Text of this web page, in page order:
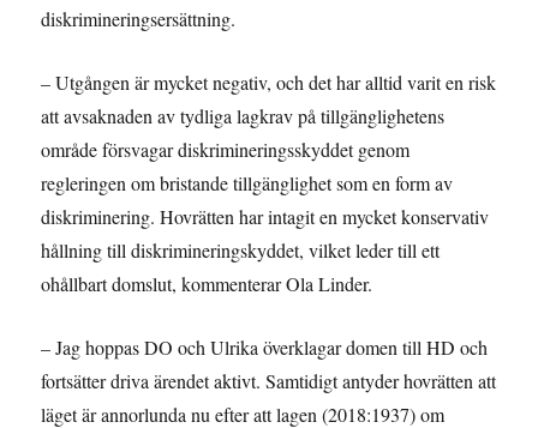
diskrimineringsersättning.
– Utgången är mycket negativ, och det har alltid varit en risk
att avsaknaden av tydliga lagkrav på tillgänglighetens
område försvagar diskrimineringsskyddet genom
regleringen om bristande tillgänglighet som en form av
diskriminering. Hovrätten har intagit en mycket konservativ
hållning till diskrimineringskyddet, vilket leder till ett
ohållbart domslut, kommenterar Ola Linder.
– Jag hoppas DO och Ulrika överklagar domen till HD och
fortsätter driva ärendet aktivt. Samtidigt antyder hovrätten att
läget är annorlunda nu efter att lagen (2018:1937) om